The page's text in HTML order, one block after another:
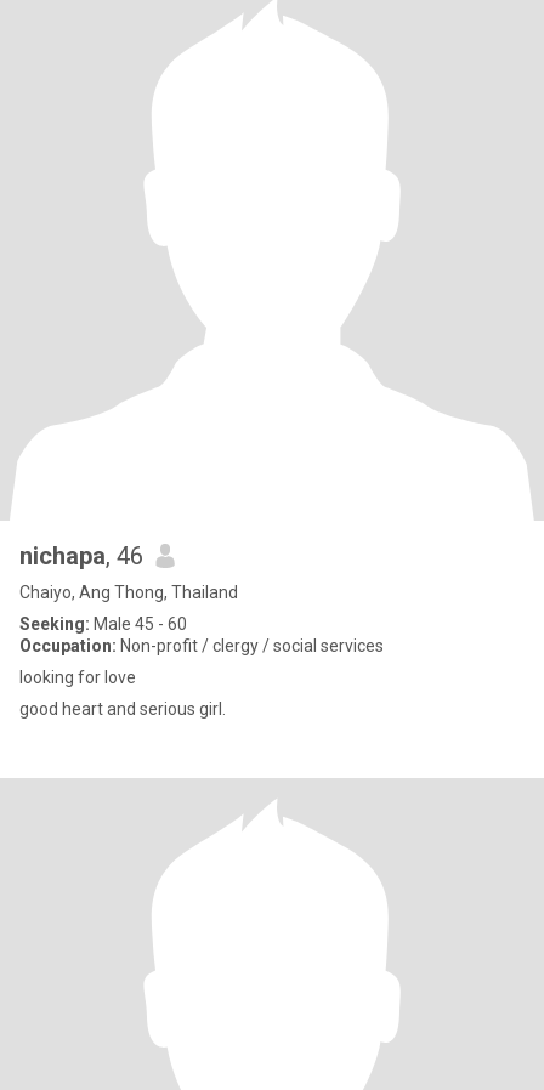
nichapa, 46
Chaiyo, Ang Thong, Thailand
Seeking: Male 45 - 60
Occupation: Non-profit / clergy / social services
looking for love
good heart and serious girl.